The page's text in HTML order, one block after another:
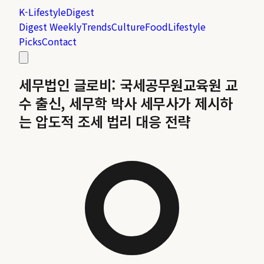
K-LifestyleDigest
Digest WeeklyTrendsCultureFoodLifestyle
PicksContact
세무법인 글로비: 국세공무원교육원 교
수 출신, 세무학 박사 세무사가 제시하
는 압도적 조세 법리 대응 전략